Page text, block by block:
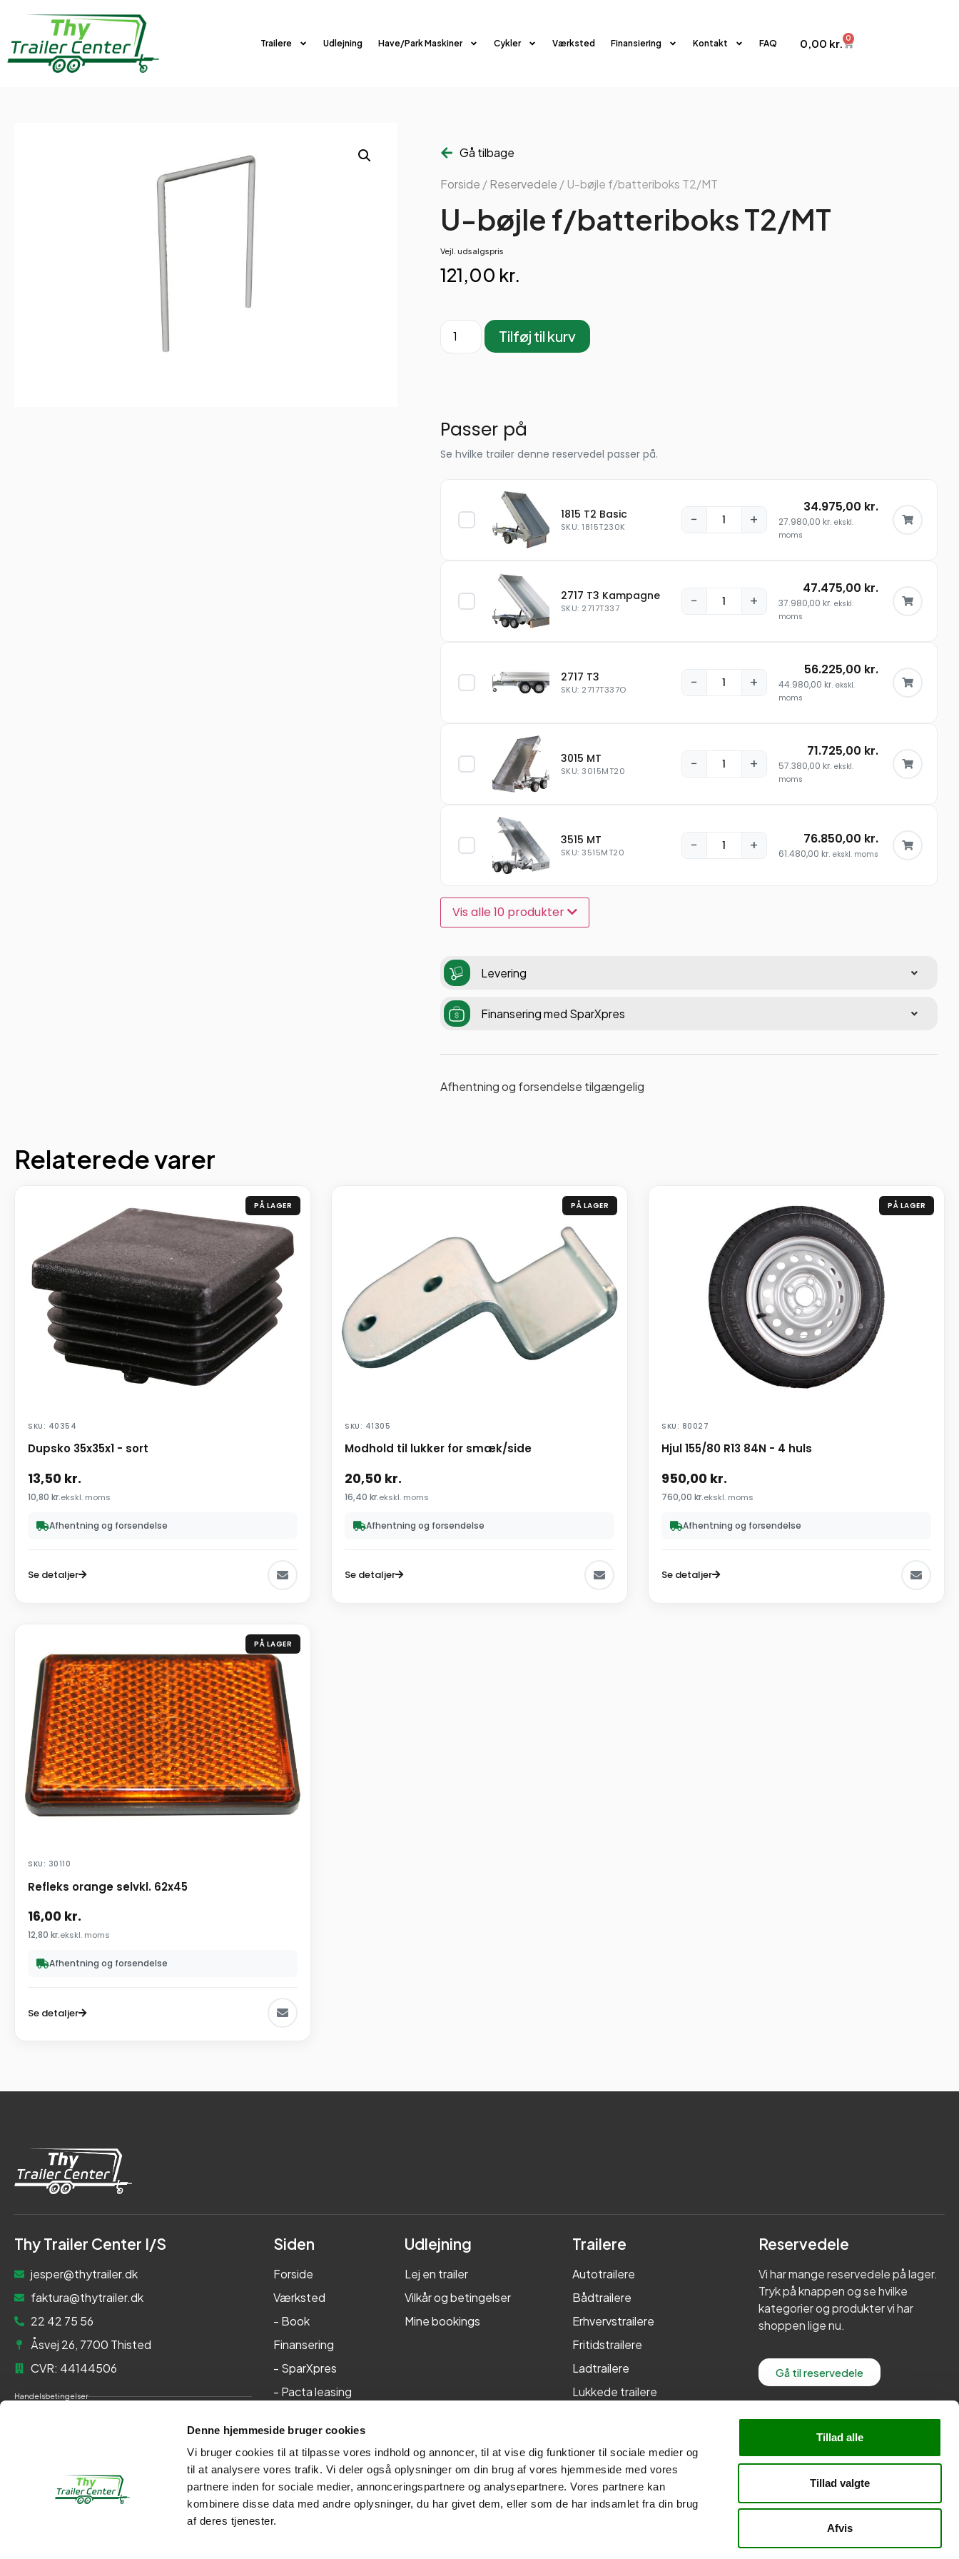
Denne hjemmeside bruger cookies
Vi bruger cookies til at tilpasse vores indhold og annoncer, til at vise dig funktioner til sociale medier og
til at analysere vores trafik. Vi deler også oplysninger om din brug af vores hjemmeside med vores
partnere inden for sociale medier, annonceringspartnere og analysepartnere. Vores partnere kan
kombinere disse data med andre oplysninger, du har givet dem, eller som de har indsamlet fra din brug
af deres tjenester.
Tillad alle
Tillad valgte
Afvis
Trailere Udlejning Have/Park Maskiner Cykler Værksted Finansiering Kontakt FAQ 0,00 kr. 0
Gå tilbage
Forside /Reservedele / U-bøjle f/batteriboks T2/MT
U-bøjle f/batteriboks T2/MT
Vejl. udsalgspris
121,00 kr.
Tilføj til kurv
Passer på
Se hvilke trailer denne reservedel passer på.
1815 T2 Basic
SKU: 1815T230K − +
34.975,00 kr.
27.980,00 kr. ekskl.
moms
2717 T3 Kampagne
SKU: 2717T337 − +
47.475,00 kr.
37.980,00 kr. ekskl.
moms
2717 T3
SKU: 2717T337O − +
56.225,00 kr.
44.980,00 kr. ekskl.
moms
3015 MT
SKU: 3015MT20 − +
71.725,00 kr.
57.380,00 kr. ekskl.
moms
3515 MT
SKU: 3515MT20 − + 76.850,00 kr.
61.480,00 kr. ekskl. moms
Vis alle 10 produkter
Levering
Finansering med SparXpres
Afhentning og forsendelse tilgængelig
Relaterede varer
PÅ LAGER
SKU: 40354
Dupsko 35x35x1 - sort
13,50 kr.
10,80 kr.ekskl. moms
Afhentning og forsendelse
Se detaljer
PÅ LAGER
SKU: 41305
Modhold til lukker for smæk/side
20,50 kr.
16,40 kr.ekskl. moms
Afhentning og forsendelse
Se detaljer
PÅ LAGER
SKU: 80027
Hjul 155/80 R13 84N - 4 huls
950,00 kr.
760,00 kr.ekskl. moms
Afhentning og forsendelse
Se detaljer
PÅ LAGER
SKU: 30110
Refleks orange selvkl. 62x45
16,00 kr.
12,80 kr.ekskl. moms
Afhentning og forsendelse
Se detaljer
Thy Trailer Center I/S
jesper@thytrailer.dk
faktura@thytrailer.dk
22 42 75 56
Åsvej 26, 7700 Thisted
CVR: 44144506
Handelsbetingelser
Siden
Forside
Værksted
- Book
Finansering
- SparXpres
- Pacta leasing
Kontakt
Udlejning
Lej en trailer
Vilkår og betingelser
Mine bookings
Trailere
Autotrailere
Bådtrailere
Erhvervstrailere
Fritidstrailere
Ladtrailere
Lukkede trailere
Reservedele
Vi har mange reservedele på lager.
Tryk på knappen og se hvilke
kategorier og produkter vi har
shoppen lige nu.
Gå til reservedele